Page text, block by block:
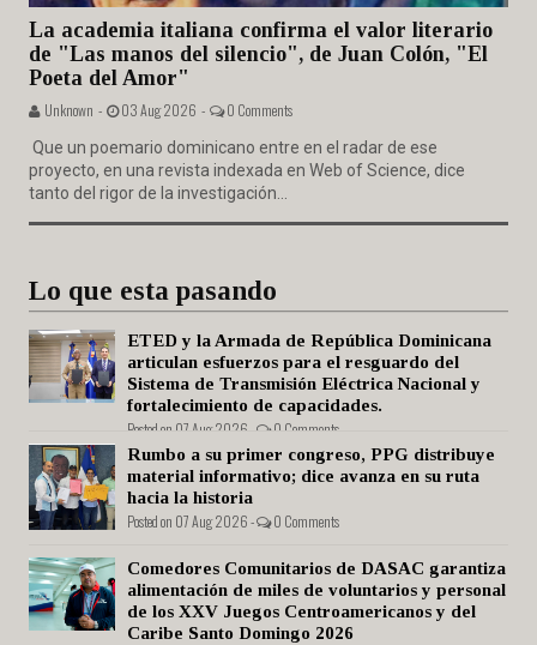
La academia italiana confirma el valor literario
de "Las manos del silencio", de Juan Colón, "El
Poeta del Amor"
Unknown - 03 Aug 2026 - 0 Comments
Que un poemario dominicano entre en el radar de ese
proyecto, en una revista indexada en Web of Science, dice
tanto del rigor de la investigación...
Lo que esta pasando
ETED y la Armada de República Dominicana
articulan esfuerzos para el resguardo del
Sistema de Transmisión Eléctrica Nacional y
fortalecimiento de capacidades.
Posted on 07 Aug 2026 - 0 Comments
Rumbo a su primer congreso, PPG distribuye
material informativo; dice avanza en su ruta
hacia la historia
Posted on 07 Aug 2026 - 0 Comments
Comedores Comunitarios de DASAC garantiza
alimentación de miles de voluntarios y personal
de los XXV Juegos Centroamericanos y del
Caribe Santo Domingo 2026